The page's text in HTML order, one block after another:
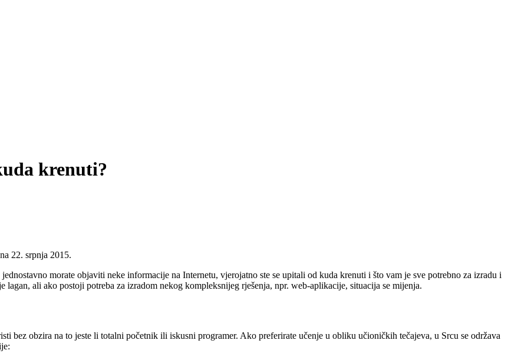
krenuti?
22. srpnja 2015.
morate objaviti neke informacije na Internetu, vjerojatno ste se upitali od kuda krenuti i što vam je sve potrebno za izradu i
ali ako postoji potreba za izradom nekog kompleksnijeg rješenja, npr. web-aplikacije, situacija se mijenja.
bez obzira na to jeste li totalni početnik ili iskusni programer. Ako preferirate učenje u obliku učioničkih tečajeva, u Srcu se održava